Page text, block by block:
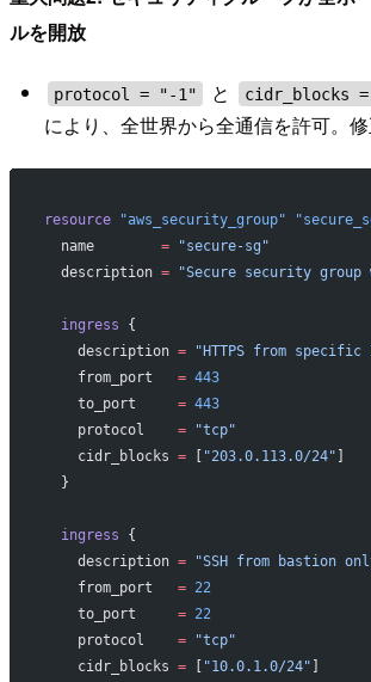
ルを開放
protocol = "-1" と cidr_blocks
により、全世界から全通信を許可。修
resource "aws_security_group"
  name
        =
"secure-sg"
  description
= "Secure security group
  ingress
{
    description
= "HTTPS from specific
    from_port
   =
443
    to_port
     =
443
    protocol
    =
"tcp"
    cidr_blocks
= [ "203.0.113.0/24" ]
  }
  ingress
{
    description
= "SSH from bastion
    from_port
   =
22
    to_port
     =
22
    protocol
    =
"tcp"
    cidr_blocks
= [ "10.0.1.0/24" ]